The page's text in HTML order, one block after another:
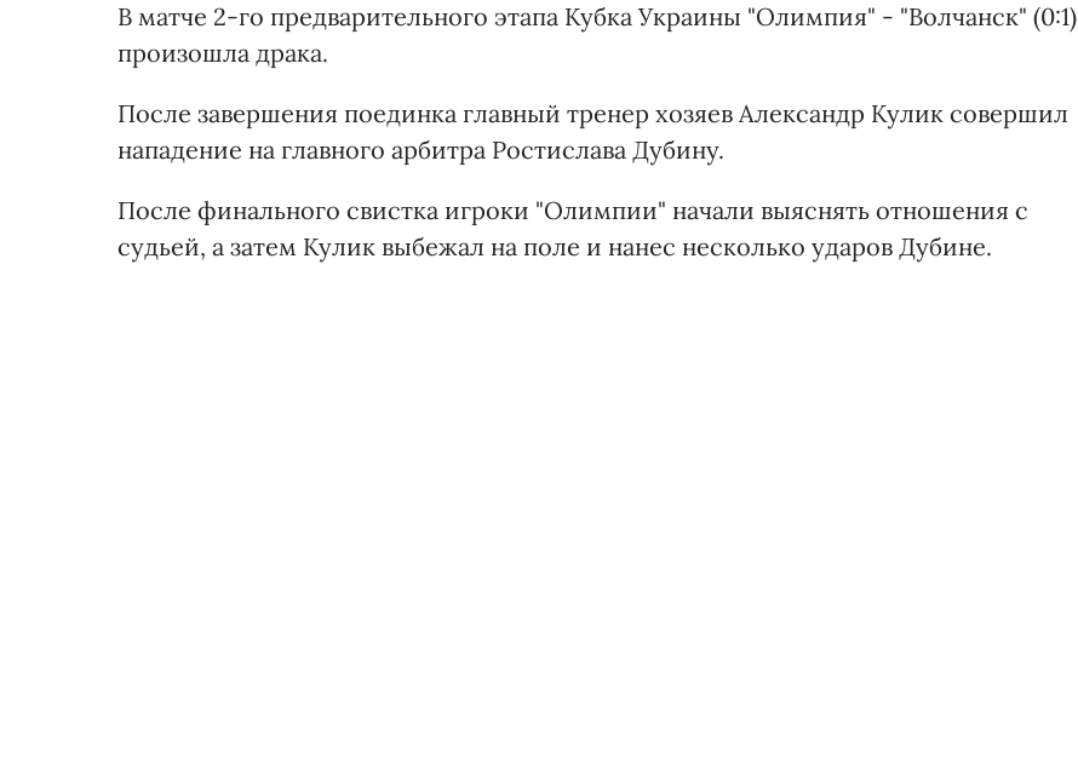
В матче 2-го предварительного этапа Кубка Украины "Олимпия" - "Волчанск" (0:1)
произошла драка.
После завершения поединка главный тренер хозяев Александр Кулик совершил
нападение на главного арбитра Ростислава Дубину.
После финального свистка игроки "Олимпии" начали выяснять отношения с
судьей, а затем Кулик выбежал на поле и нанес несколько ударов Дубине.